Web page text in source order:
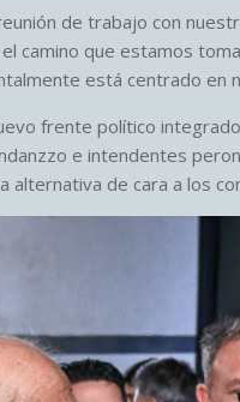
de trabajo con
camino que estamos
está centrado en
frente político
e intendentes
alternativa de cara a los